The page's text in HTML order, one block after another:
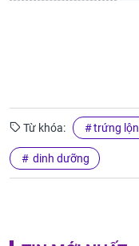
Từ khóa: trứng lộn
dinh dưỡng